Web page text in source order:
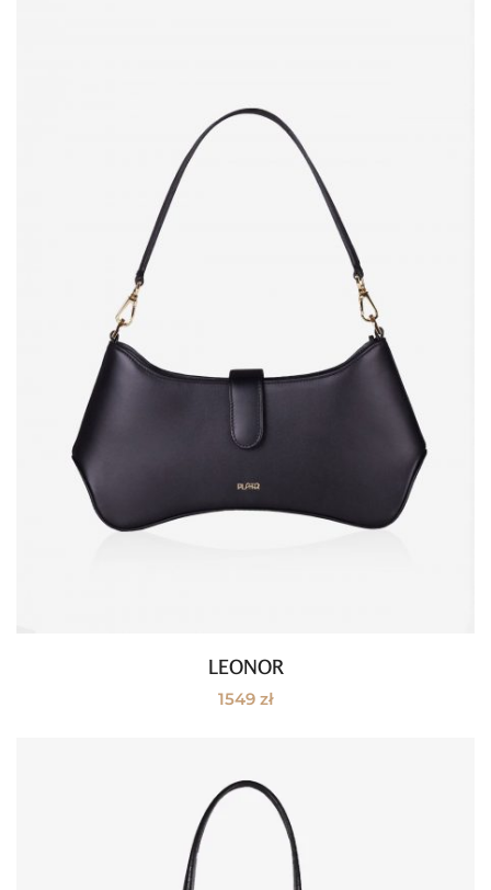
Dodaj do koszyka
LEONOR
1549 zł